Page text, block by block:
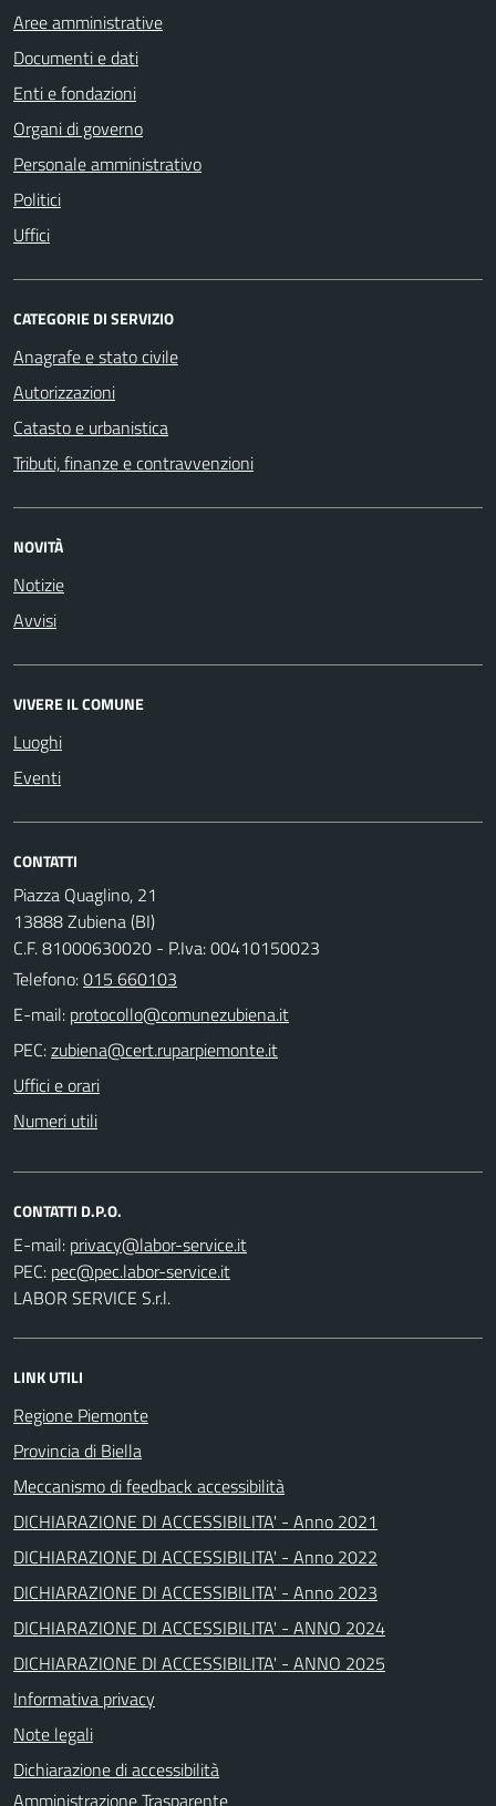
Aree amministrative
Documenti e dati
Enti e fondazioni
Organi di governo
Personale amministrativo
Politici
Uffici
CATEGORIE DI SERVIZIO
Anagrafe e stato civile
Autorizzazioni
Catasto e urbanistica
Tributi, finanze e contravvenzioni
NOVITÀ
Notizie
Avvisi
VIVERE IL COMUNE
Luoghi
Eventi
CONTATTI
Piazza Quaglino, 21
13888 Zubiena (BI)
C.F. 81000630020 - P.Iva: 00410150023
Telefono:015 660103
E-mail:
PEC:
Uffici e orari
Numeri utili
CONTATTI D.P.O.
E-mail:
PEC:
LABOR SERVICE S.r.l.
LINK UTILI
Regione Piemonte
Provincia di Biella
Meccanismo di feedback accessibilità
DICHIARAZIONE DI ACCESSIBILITA' - Anno 2021
DICHIARAZIONE DI ACCESSIBILITA' - Anno 2022
DICHIARAZIONE DI ACCESSIBILITA' - Anno 2023
DICHIARAZIONE DI ACCESSIBILITA' - ANNO 2024
DICHIARAZIONE DI ACCESSIBILITA' - ANNO 2025
Informativa privacy
Note legali
Dichiarazione di accessibilità
Amministrazione Trasparente